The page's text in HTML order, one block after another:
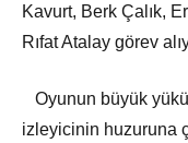
Kavurt, Berk Çalık,
Rıfat Atalay görev
Oyunun büyük
izleyicinin huzuruna